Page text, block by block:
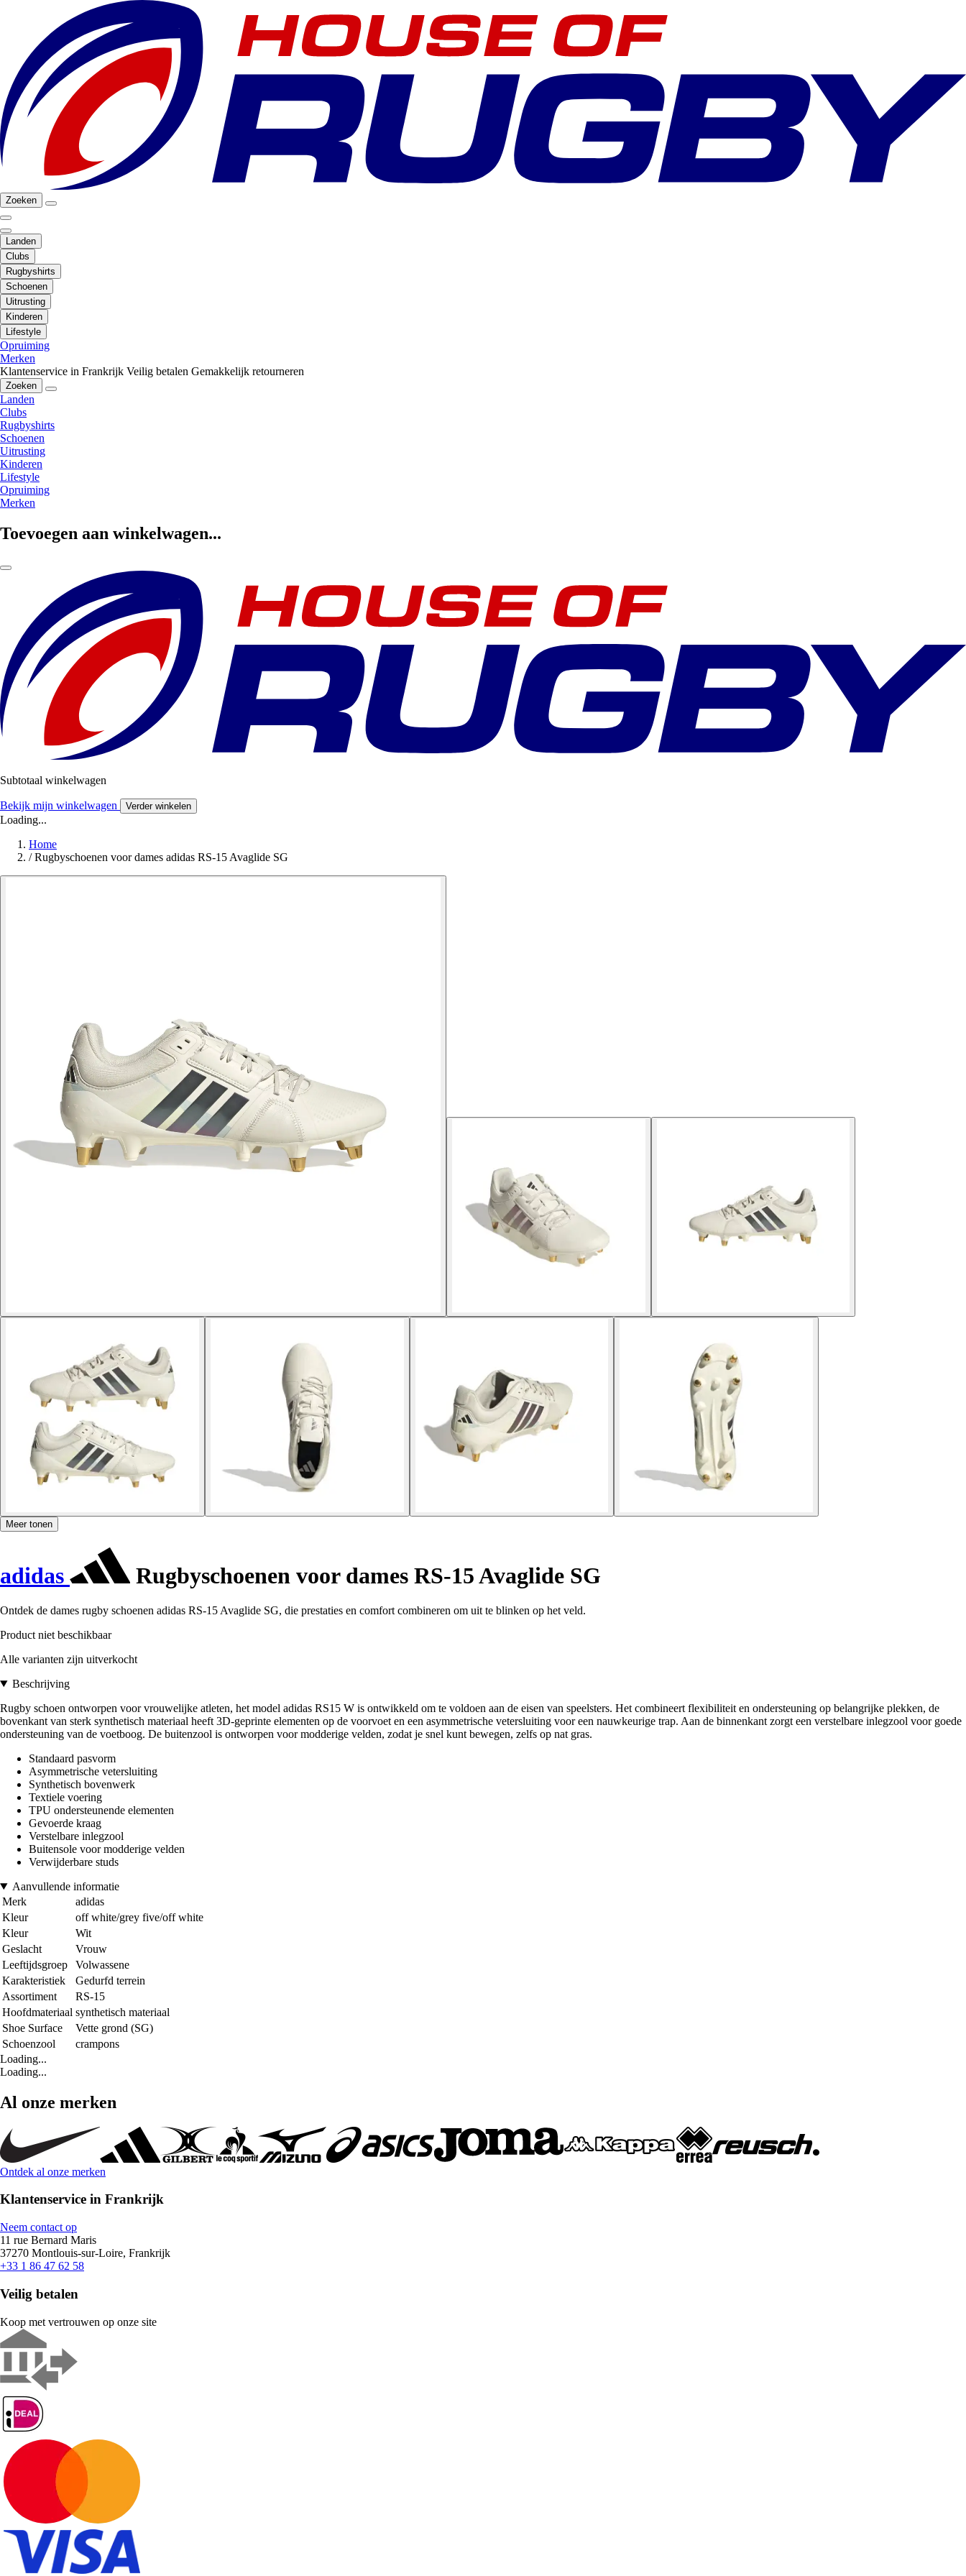
Zoeken
Landen
Clubs
Rugbyshirts
Schoenen
Uitrusting
Kinderen
Lifestyle
Opruiming
Merken
Klantenservice in Frankrijk Veilig betalen Gemakkelijk retourneren
Zoeken
Landen
Clubs
Rugbyshirts
Schoenen
Uitrusting
Kinderen
Lifestyle
Opruiming
Merken
Toevoegen aan winkelwagen...
Subtotaal winkelwagen
Bekijk mijn winkelwagen Verder winkelen
Loading...
Home
/ Rugbyschoenen voor dames adidas RS-15 Avaglide SG
Meer tonen
adidas Rugbyschoenen voor dames RS-15 Avaglide SG
Ontdek de dames rugby schoenen adidas RS-15 Avaglide SG, die prestaties en comfort combineren om uit te blinken op het veld.
Product niet beschikbaar
Alle varianten zijn uitverkocht
Beschrijving
Rugby schoen ontworpen voor vrouwelijke atleten, het model adidas RS15 W is ontwikkeld om te voldoen aan de eisen van speelsters. Het combineert flexibiliteit en ondersteuning op belangrijke plekken, de
bovenkant van sterk synthetisch materiaal heeft 3D-geprinte elementen op de voorvoet en een asymmetrische vetersluiting voor een nauwkeurige trap. Aan de binnenkant zorgt een verstelbare inlegzool voor goede
ondersteuning van de voetboog. De buitenzool is ontworpen voor modderige velden, zodat je snel kunt bewegen, zelfs op nat gras.
Standaard pasvorm
Asymmetrische vetersluiting
Synthetisch bovenwerk
Textiele voering
TPU ondersteunende elementen
Gevoerde kraag
Verstelbare inlegzool
Buitensole voor modderige velden
Verwijderbare studs
Aanvullende informatie
Merk
adidas
Kleur
off white/grey five/off white
Kleur
Wit
Geslacht
Vrouw
Leeftijdsgroep
Volwassene
Karakteristiek
Gedurfd terrein
Assortiment
RS-15
Hoofdmateriaal synthetisch materiaal
Shoe Surface
Vette grond (SG)
Schoenzool
crampons
Loading...
Loading...
Al onze merken
Ontdek al onze merken
Klantenservice in Frankrijk
Neem contact op
11 rue Bernard Maris
37270 Montlouis-sur-Loire, Frankrijk
+33 1 86 47 62 58
Veilig betalen
Koop met vertrouwen op onze site